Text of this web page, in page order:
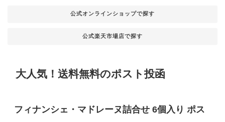
公式オンラインショップで探す
公式楽天市場店で探す
大人気！送料無料のポスト投函
フィナンシェ・マドレーヌ詰合せ 6個入り ポス